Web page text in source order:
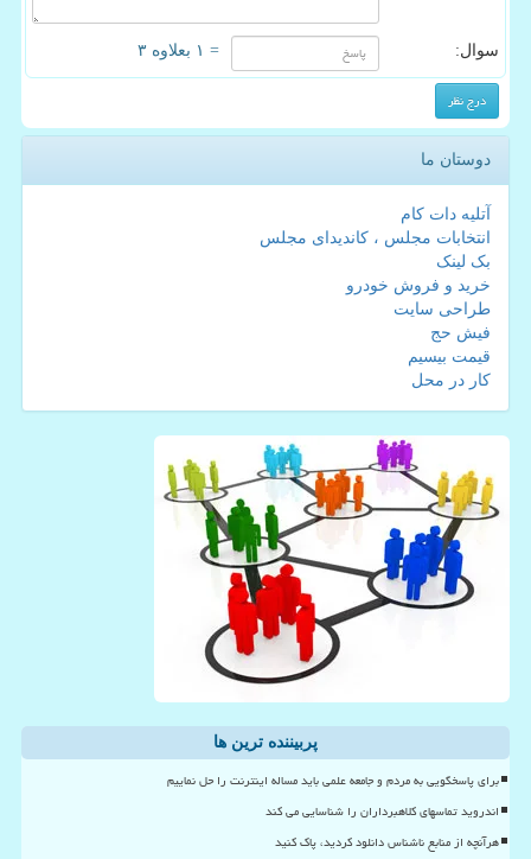
سوال: = ۱ بعلاوه ۳
دوستان ما
آتلیه دات کام
انتخابات مجلس ، کاندیدای مجلس
بک لینک
خرید و فروش خودرو
طراحی سایت
فیش حج
قیمت بیسیم
کار در محل
پربیننده ترین ها
برای پاسخگویی به مردم و جامعه علمی باید مساله اینترنت را حل نماییم
اندروید تماسهای کلاهبرداران را شناسایی می کند
هرآنچه از منابع ناشناس دانلود کردید، پاک کنید